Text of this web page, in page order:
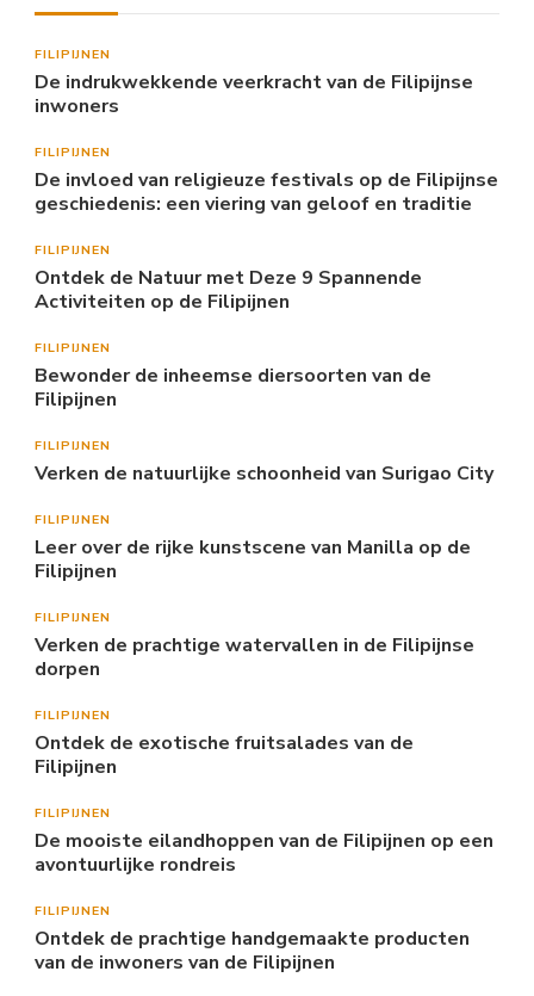
FILIPIJNEN
De indrukwekkende veerkracht van de Filipijnse
inwoners
FILIPIJNEN
De invloed van religieuze festivals op de Filipijnse
geschiedenis: een viering van geloof en traditie
FILIPIJNEN
Ontdek de Natuur met Deze 9 Spannende
Activiteiten op de Filipijnen
FILIPIJNEN
Bewonder de inheemse diersoorten van de
Filipijnen
FILIPIJNEN
Verken de natuurlijke schoonheid van Surigao City
FILIPIJNEN
Leer over de rijke kunstscene van Manilla op de
Filipijnen
FILIPIJNEN
Verken de prachtige watervallen in de Filipijnse
dorpen
FILIPIJNEN
Ontdek de exotische fruitsalades van de
Filipijnen
FILIPIJNEN
De mooiste eilandhoppen van de Filipijnen op een
avontuurlijke rondreis
FILIPIJNEN
Ontdek de prachtige handgemaakte producten
van de inwoners van de Filipijnen